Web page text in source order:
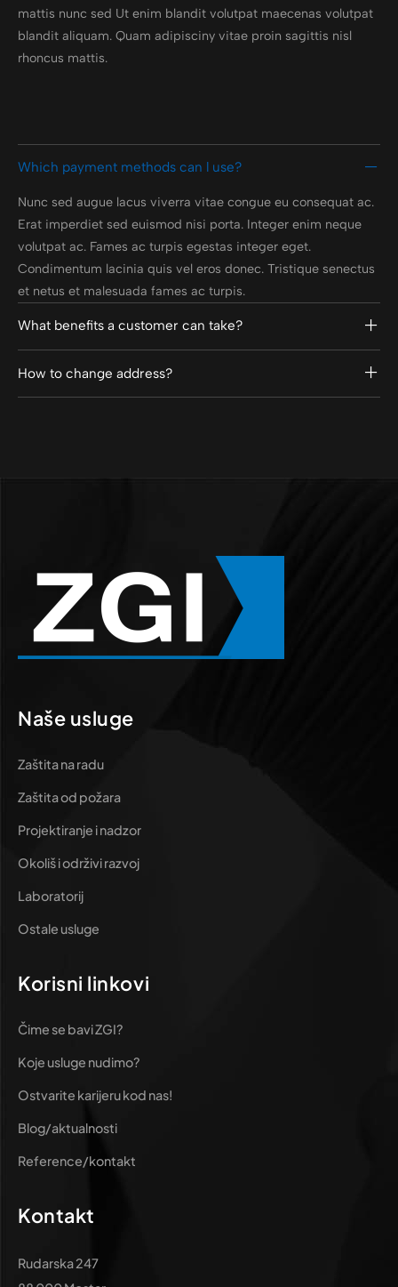
mattis nunc sed Ut enim blandit volutpat maecenas volutpat
blandit aliquam. Quam adipisciny vitae proin sagittis nisl
rhoncus mattis.
Which payment methods can l use?
Nunc sed augue lacus viverra vitae congue eu consequat ac.
Erat imperdiet sed euismod nisi porta. Integer enim neque
volutpat ac. Fames ac turpis egestas integer eget.
Condimentum lacinia quis vel eros donec. Tristique senectus
et netus et malesuada fames ac turpis.
What benefits a customer can take?
How to change address?
Naše usluge
Zaštita na radu
Zaštita od požara
Projektiranje i nadzor
Okoliš i održivi razvoj
Laboratorij
Ostale usluge
Korisni linkovi
Čime se bavi ZGI?
Koje usluge nudimo?
Ostvarite karijeru kod nas!
Blog/aktualnosti
Reference/kontakt
Kontakt
Rudarska 247